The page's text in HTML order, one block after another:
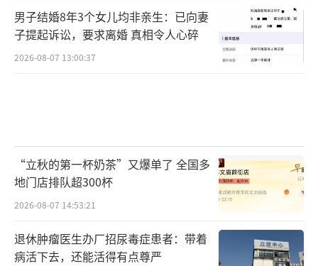
男子结婚8年3个女儿均非亲生：已向妻
子提起诉讼，要求离婚 真相令人心碎
2026-08-07 13:00:37
“立秋的第一杯奶茶”又爆单了 全国多
地门店排队超300杯
2026-08-07 14:53:21
退休肿瘤医生办厂招尿毒症患者：带着
病活下去，还能活得有点尊严